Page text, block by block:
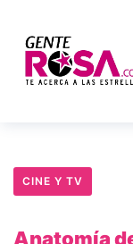
CINE Y TV
Anatomía